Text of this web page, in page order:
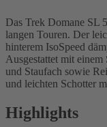
Das Trek Domane SL
langen Touren. Der
hinterem IsoSpeed
Ausgestattet mit
und Staufach sowie
und leichten Schotter
Highlights